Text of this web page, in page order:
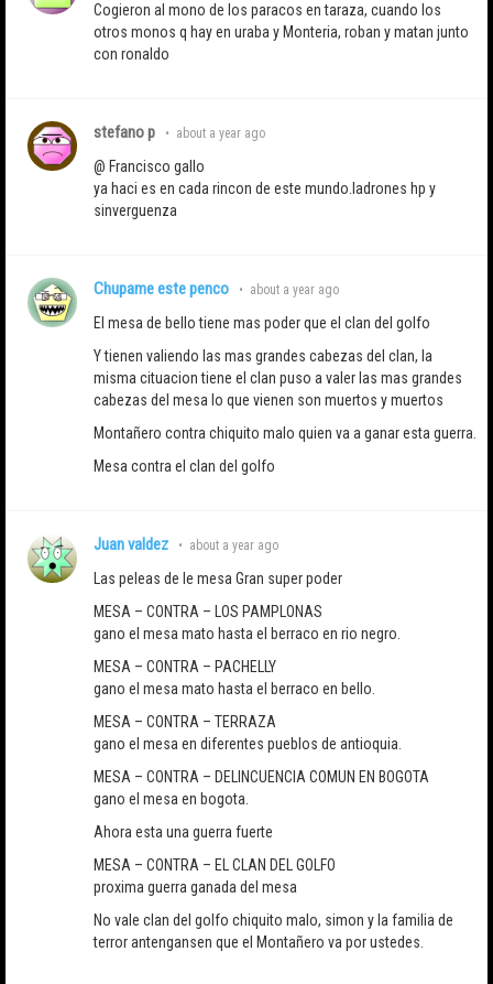
Cogieron al mono de los paracos en taraza, cuando los
otros monos q hay en uraba y Monteria, roban y matan junto
con ronaldo
stefano p • about a year ago
@ Francisco gallo
ya haci es en cada rincon de este mundo.ladrones hp y
sinverguenza
Chupame este penco • about a year ago
El mesa de bello tiene mas poder que el clan del golfo
Y tienen valiendo las mas grandes cabezas del clan, la
misma cituacion tiene el clan puso a valer las mas grandes
cabezas del mesa lo que vienen son muertos y muertos
Montañero contra chiquito malo quien va a ganar esta guerra.
Mesa contra el clan del golfo
Juan valdez • about a year ago
Las peleas de le mesa Gran super poder
MESA – CONTRA – LOS PAMPLONAS
gano el mesa mato hasta el berraco en rio negro.
MESA – CONTRA – PACHELLY
gano el mesa mato hasta el berraco en bello.
MESA – CONTRA – TERRAZA
gano el mesa en diferentes pueblos de antioquia.
MESA – CONTRA – DELINCUENCIA COMUN EN BOGOTA
gano el mesa en bogota.
Ahora esta una guerra fuerte
MESA – CONTRA – EL CLAN DEL GOLFO
proxima guerra ganada del mesa
No vale clan del golfo chiquito malo, simon y la familia de
terror antengansen que el Montañero va por ustedes.